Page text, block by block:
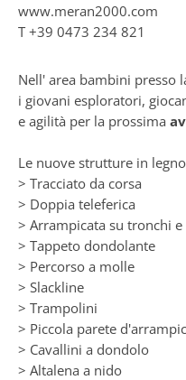
www.meran2000.com
T +39 0473 234 821
Nell' area bambini presso
i giovani esploratori,
e agilità per la prossima
Le nuove strutture in
> Tracciato da corsa
> Doppia teleferica
> Arrampicata su tronchi e
> Tappeto dondolante
> Percorso a molle
> Slackline
> Trampolini
> Piccola parete
> Cavallini a dondolo
> Altalena a nido